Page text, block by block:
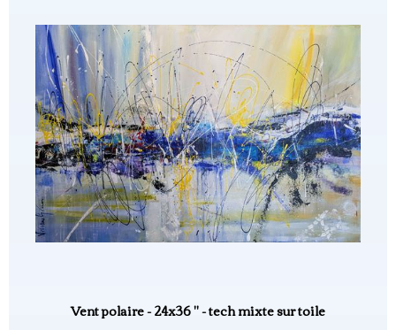
Vent polaire - 24x36 " - tech mixte sur toile